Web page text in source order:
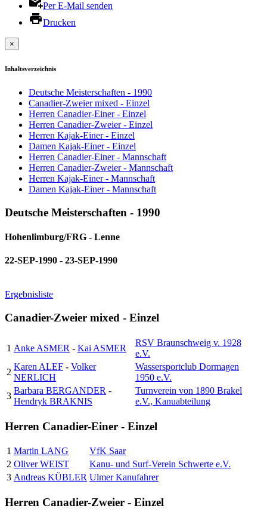
Per E-Mail senden
Drucken
×
Inhaltsverzeichnis
Deutsche Meisterschaften - 1990
Canadier-Zweier mixed - Einzel
Herren Canadier-Einer - Einzel
Herren Canadier-Zweier - Einzel
Herren Kajak-Einer - Einzel
Damen Kajak-Einer - Einzel
Herren Canadier-Einer - Mannschaft
Herren Canadier-Zweier - Mannschaft
Herren Kajak-Einer - Mannschaft
Damen Kajak-Einer - Mannschaft
Deutsche Meisterschaften - 1990
Hohenlimburg/FRG - Lenne
22-SEP-1990 - 23-SEP-1990
Ergebnisliste
Canadier-Zweier mixed - Einzel
1 Anke ASMER - Kai ASMER
RSV Braunschweig v. 1928
e.V.
2
Karen ALEF - Volker
NERLICH
Wassersportclub Dormagen
1950 e.V.
3
Barbara BERGANDER -
Hendryk BRAKNIS
Turnverein von 1890 Brakel
e.V., Kanuabteilung
Herren Canadier-Einer - Einzel
1 Martin LANG
VfK Saar
2 Oliver WEIST
Kanu- und Surf-Verein Schwerte e.V.
3 Andreas KÜBLER Ulmer Kanufahrer
Herren Canadier-Zweier - Einzel